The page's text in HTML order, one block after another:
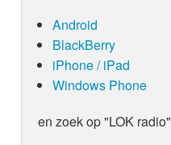
Android
BlackBerry
iPhone / iPad
Windows Phone
en zoek op "LOK radio"